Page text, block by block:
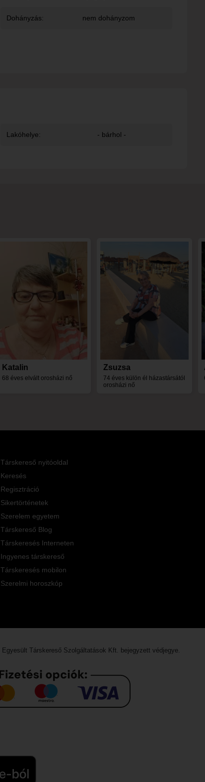
Dohányzás: nem dohányzom
Lakóhelye: - bárhol -
Katalin
68 éves elvált orosházi nő
Zsuzsa
74 éves külön él házastársától
orosházi nő
Társkereső nyitóoldal
Keresés
Regisztráció
Sikertörténetek
Szerelem egyetem
Társkereső Blog
Társkeresés Interneten
Ingyenes társkereső
Társkeresés mobilon
Szerelmi horoszkóp
Egyesült Társkereső Szolgáltatások Kft. bejegyzett védjegye.